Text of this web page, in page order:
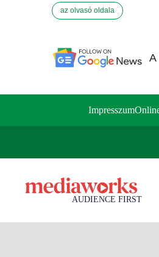
az olvasó oldala
A
Impresszum